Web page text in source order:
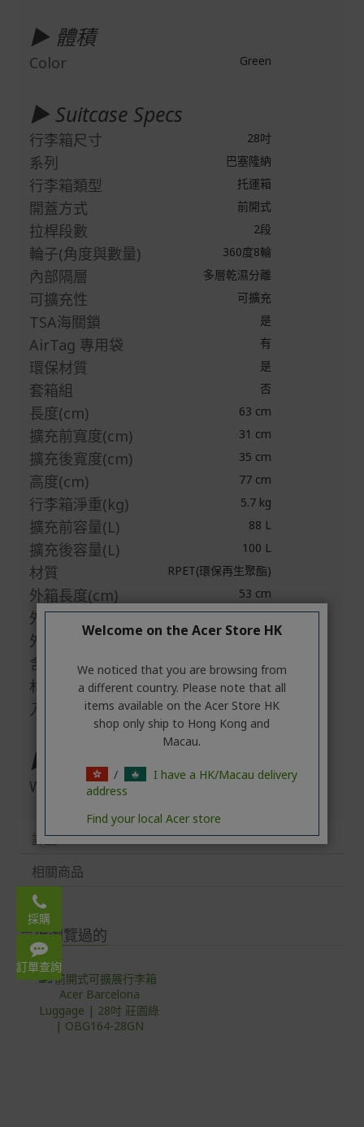
資
▶ 體積
Color Green
▶ Suitcase Specs
行李箱尺寸 28吋
系列 巴塞隆納
行李箱類型 托運箱
開蓋方式 前開式
拉桿段數 2段
輪子(角度與數量) 360度8輪
內部隔層 多層乾濕分離
可擴充性 可擴充
TSA海關鎖 是
AirTag 專用袋 有
環保材質 是
套箱組 否
長度(cm) 63 cm
擴充前寬度(cm) 31 cm
擴充後寬度(cm) 35 cm
高度(cm) 77 cm
行李箱淨重(kg) 5.7 kg
擴充前容量(L) 88 L
擴充後容量(L) 100 L
材質 RPET(環保再生聚酯)
外箱長度(cm) 53 cm
外箱寬度(cm) 31.5 cm
外箱高度(cm) 80 cm
含包裝重量(kg) 7.5 kg
材積重(kg) 22.3 kg
入數 1
▶ Warranty
Warranty 5 年保養
評論
相關商品
最近瀏覽過的
採購
訂單查詢
WhatsApp: 3620 2666
Welcome on the Acer Store HK
We noticed that you are browsing from
a different country. Please note that all
items available on the Acer Store HK
shop only ship to Hong Kong and
Macau.
/
I have a HK/Macau delivery
address
Find your local Acer store